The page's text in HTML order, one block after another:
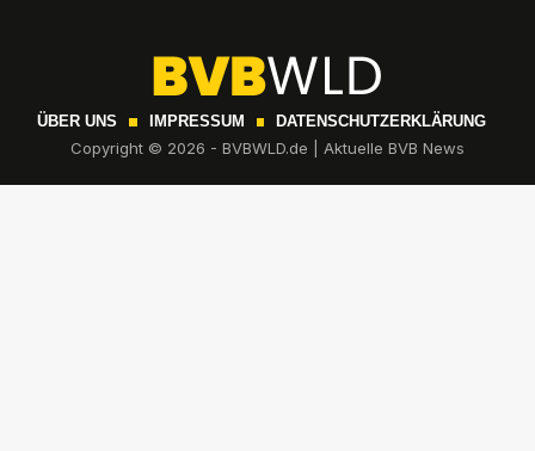
ÜBER UNS IMPRESSUM DATENSCHUTZERKLÄRUNG
Copyright © 2026 - BVBWLD.de | Aktuelle BVB News